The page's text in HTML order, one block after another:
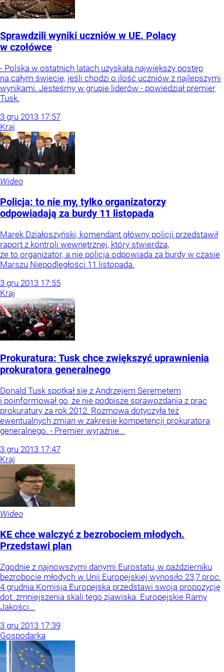
Sprawdzili wyniki uczniów w UE. Polacy
w czołówce
- Polska w ostatnich latach uzyskała największy postęp
na całym świecie, jeśli chodzi o ilość uczniów z najlepszymi
wynikami. Jesteśmy w grupie liderów - powiedział premier
Tusk.
3 gru 2013 17:57
Kraj
Wideo
Policja: to nie my, tylko organizatorzy
odpowiadają za burdy 11 listopada
Marek Działoszyński, komendant główny policji przedstawił
raport z kontroli wewnętrznej, który stwierdza,
że to organizator, a nie policja odpowiada za burdy w czasie
Marszu Niepodległości 11 listopada.
3 gru 2013 17:55
Kraj
Prokuratura: Tusk chce zwiększyć uprawnienia
prokuratora generalnego
Donald Tusk spotkał się z Andrzejem Seremetem
i poinformował go, że nie podpisze sprawozdania z prac
prokuratury za rok 2012. Rozmowa dotyczyła też
ewentualnych zmian w zakresie kompetencji prokuratora
generalnego. - Premier wyraźnie...
3 gru 2013 17:47
Kraj
Wideo
KE chce walczyć z bezrobociem młodych.
Przedstawi plan
Zgodnie z najnowszymi danymi Eurostatu, w październiku
bezrobocie młodych w Unii Europejskiej wynosiło 23,7 proc.
4 grudnia Komisja Europejska przedstawi swoją propozycję
dot. zmniejszenia skali tego zjawiska. Europejskie Ramy
Jakości...
3 gru 2013 17:39
Gospodarka